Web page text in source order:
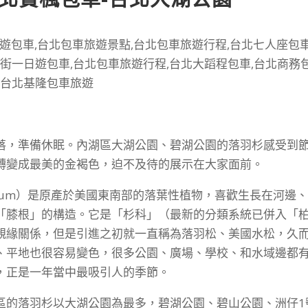
準備休眠。內湖區大湖公園、碧湖公園的落羽杉感受到
成最美的金褐色，迫不及待的展示在大家面前。
）是原產於美國東南部的落葉性植物，喜歡生長在河邊
根」的構造。它是「杉科」（最新的分類系統已併入「
關係，但是引進之初就一直稱為落羽松、美國水松，久
地也很容易變色，很多公園、廣場、學校、和水域邊都
是一年當中最吸引人的季節。
落羽杉以大湖公園為最多，碧湖公園、碧山公園、洲仔